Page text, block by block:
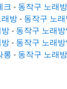
크 - 동작구 노래
방- 동작구 노
- 동작구 노래
- 동작구 노래
롱 - 동작구 노래